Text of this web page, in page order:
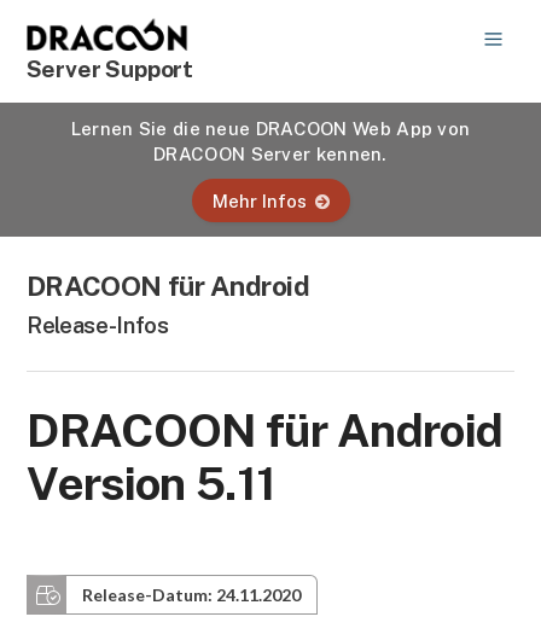
Server Support
Lernen Sie die neue DRACOON Web App von
DRACOON Server kennen.
Mehr Infos
DRACOON für Android
Release-Infos
DRACOON für Android
Version 5.11
Release-Datum: 24.11.2020